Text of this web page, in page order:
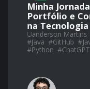
Minha
Portfólio e
na Tecnologia
Uanderson Martins
#Java #GitHub #
#Python #ChatGPT